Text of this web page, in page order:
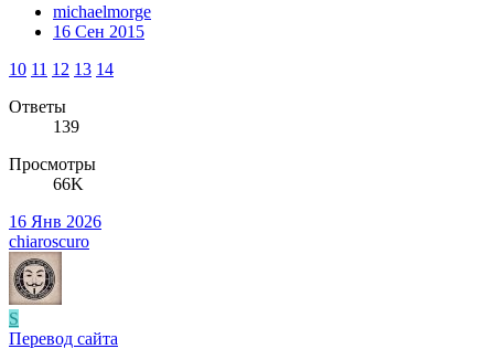
michaelmorge
16 Сен 2015
10 11 12 13 14
Ответы
139
Просмотры
66K
16 Янв 2026
chiaroscuro
S
Перевод сайта